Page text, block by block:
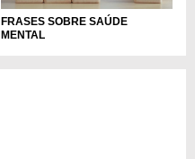
FRASES SOBRE SAÚDE
MENTAL